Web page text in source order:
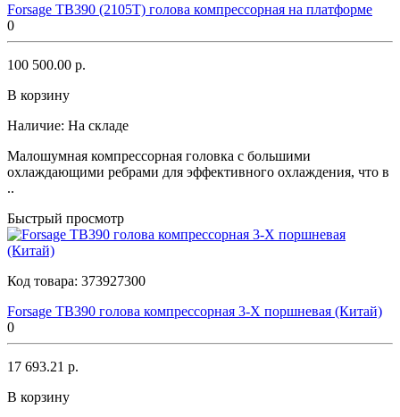
Forsage TB390 (2105T) голова компрессорная на платформе
0
100 500.00 р.
В корзину
Наличие: На складе
Малошумная компрессорная головка с большими
охлаждающими ребрами для эффективного охлаждения, что в
..
Быстрый просмотр
Код товара: 373927300
Forsage TB390 голова компрессорная 3-Х поршневая (Китай)
0
17 693.21 р.
В корзину